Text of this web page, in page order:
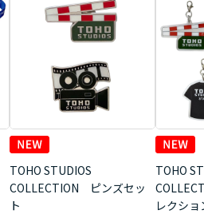
TOHO STUDIOS
COLLECTION ピンズセッ
ト
TOHO
レクシ